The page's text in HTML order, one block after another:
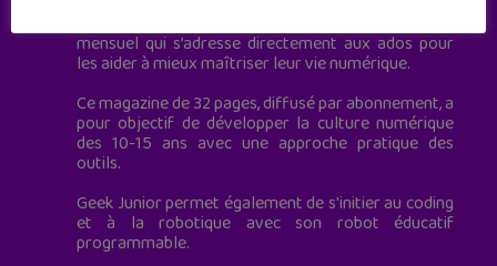
mensuel qui s’adresse directement aux ados pour
les aider à mieux maîtriser leur vie numérique.
Ce magazine de 32 pages, diffusé par abonnement, a
pour objectif de développer la culture numérique
des 10-15 ans avec une approche pratique des
outils.
Geek Junior permet également de s'initier au coding
et à la robotique avec son robot éducatif
programmable.